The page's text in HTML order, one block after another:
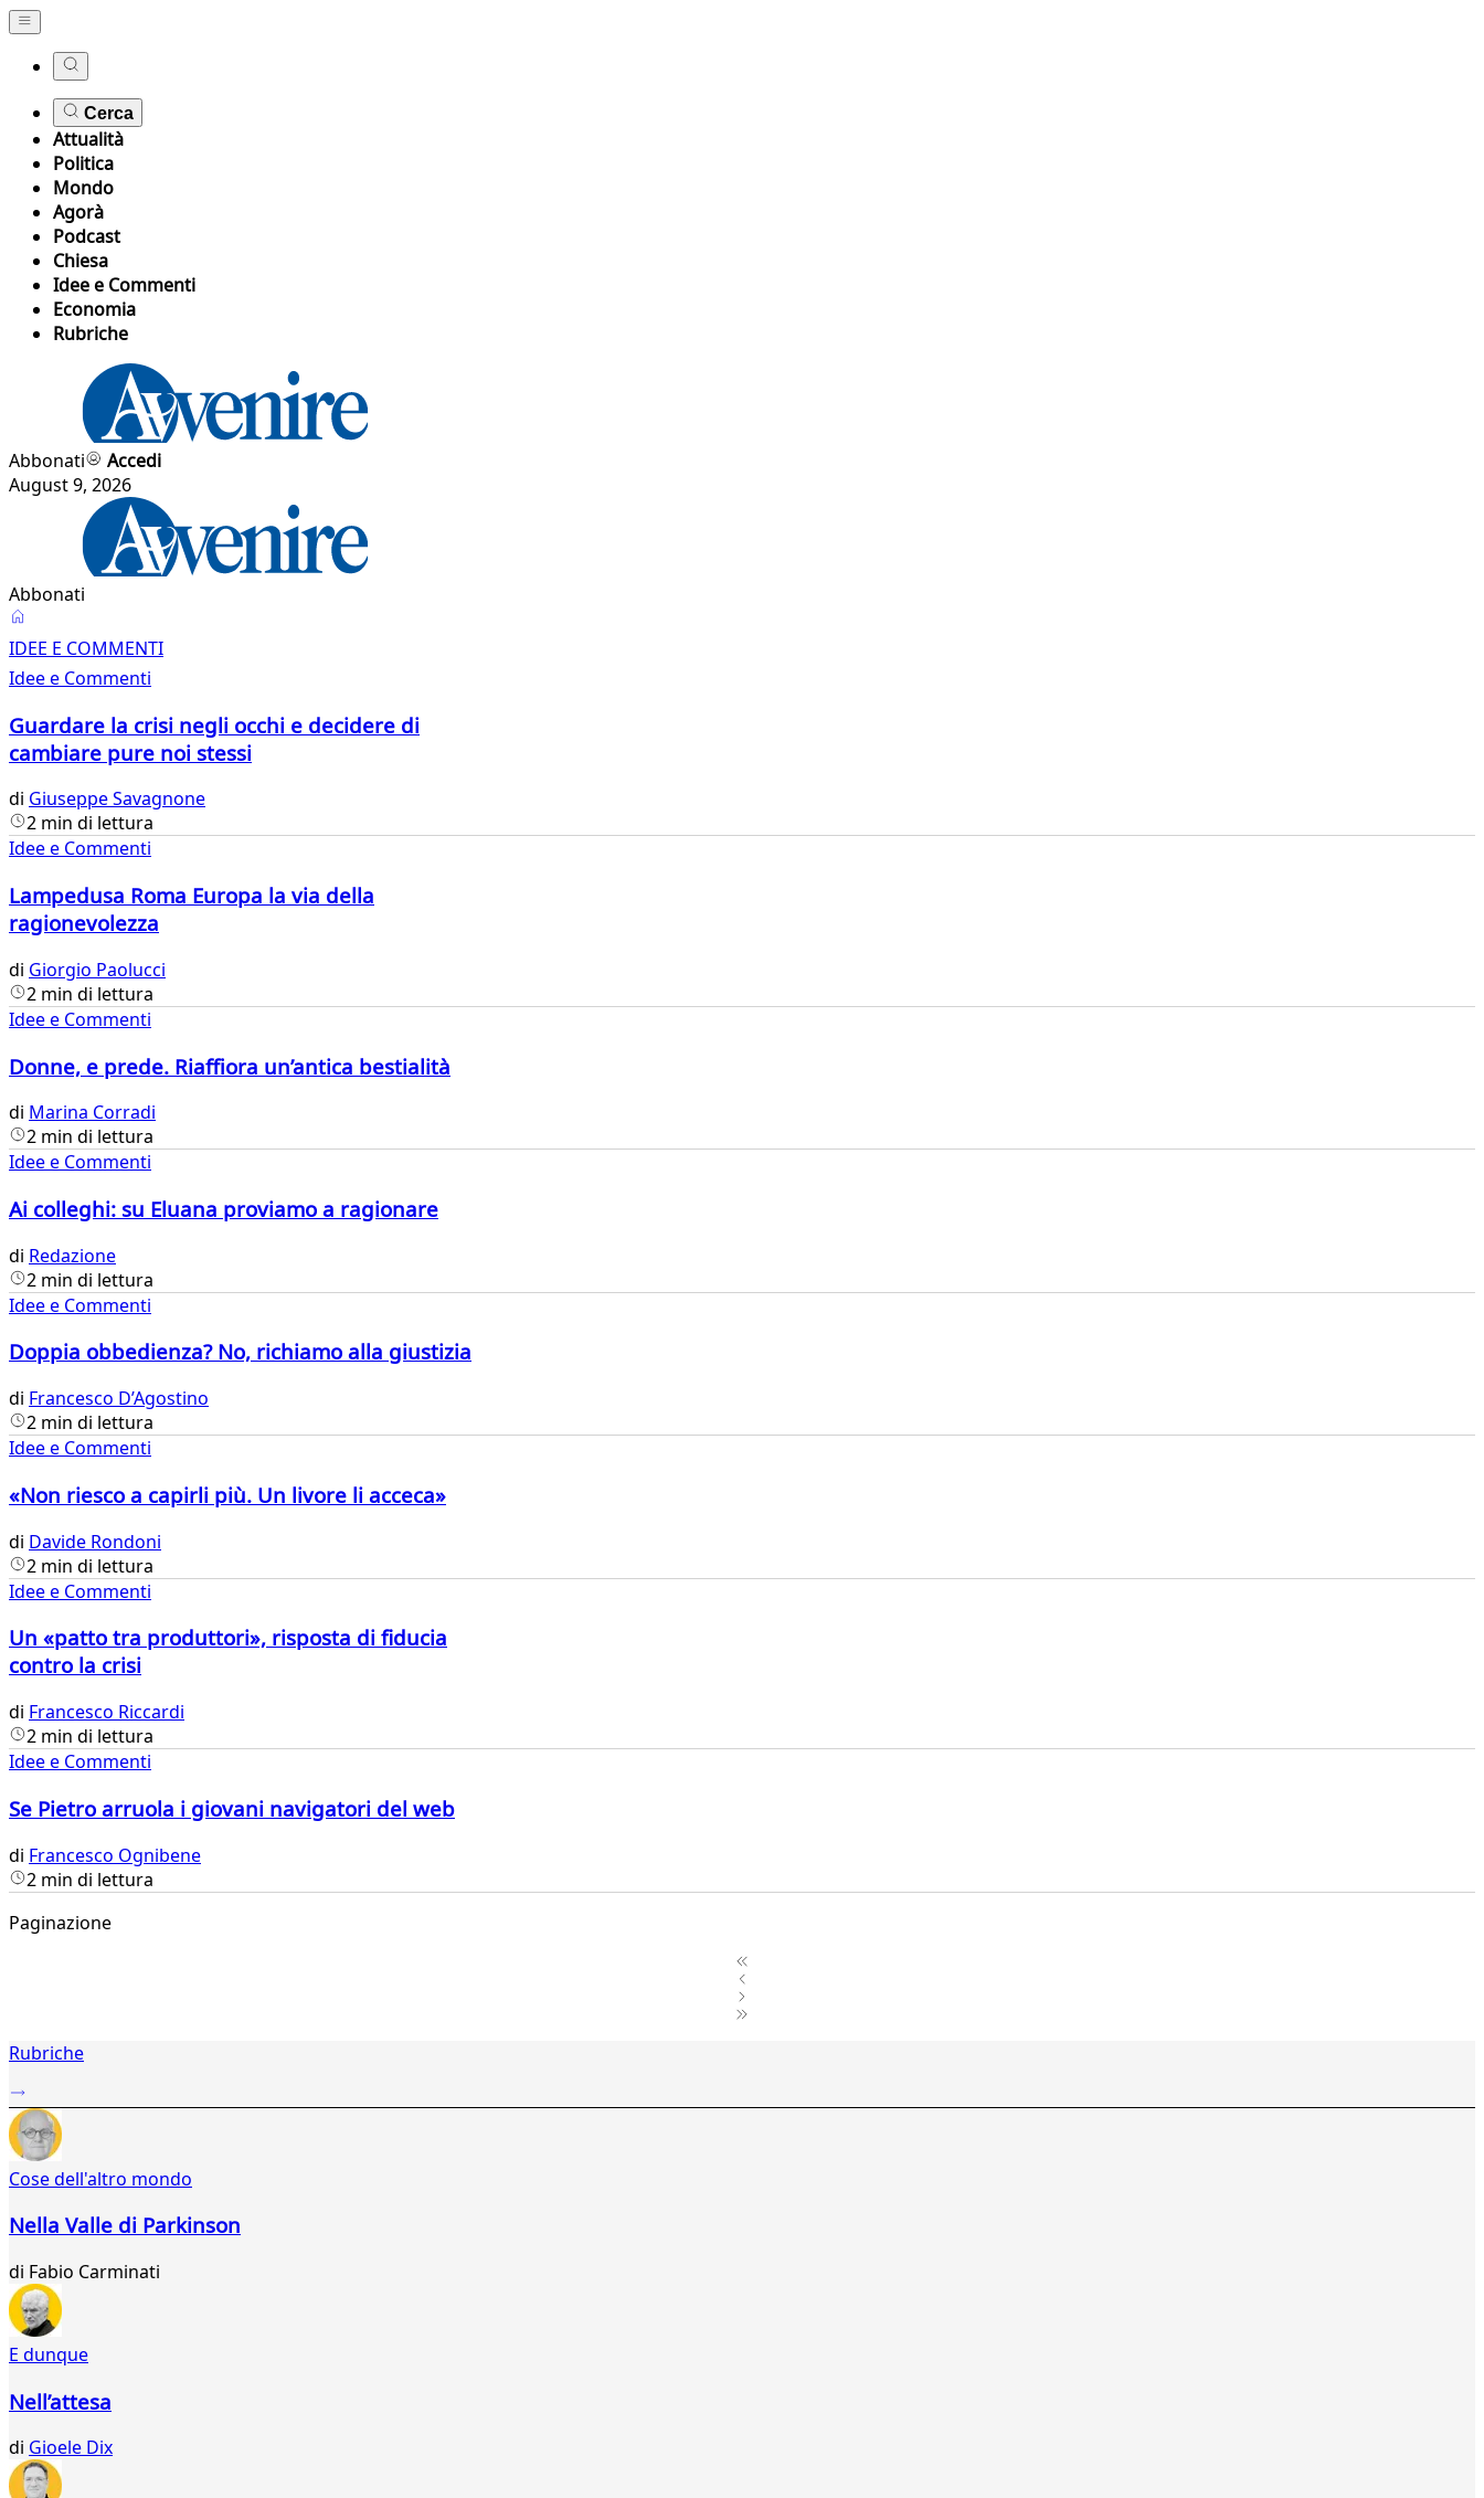
Cerca
Attualità
Politica
Mondo
Agorà
Podcast
Chiesa
Idee e Commenti
Economia
Rubriche
Abbonati
Accedi
August 9, 2026
Abbonati
Idee
e
Commenti
IDEE E COMMENTI
Idee e Commenti
Guardare la crisi negli occhi e decidere di
cambiare pure noi stessi
di Giuseppe Savagnone
2 min di lettura
Idee e Commenti
Lampedusa Roma Europa la via della
ragionevolezza
di Giorgio Paolucci
2 min di lettura
Idee e Commenti
Donne, e prede. Riaffiora un’antica bestialità
di Marina Corradi
2 min di lettura
Idee e Commenti
Ai colleghi: su Eluana proviamo a ragionare
di Redazione
2 min di lettura
Idee e Commenti
Doppia obbedienza? No, richiamo alla giustizia
di Francesco D’Agostino
2 min di lettura
Idee e Commenti
«Non riesco a capirli più. Un livore li acceca»
di Davide Rondoni
2 min di lettura
Idee e Commenti
Un «patto tra produttori», risposta di fiducia
contro la crisi
di Francesco Riccardi
2 min di lettura
Idee e Commenti
Se Pietro arruola i giovani navigatori del web
di Francesco Ognibene
2 min di lettura
Paginazione
2Rubriche
Cose dell'altro mondo
Nella Valle di Parkinson
di Fabio Carminati
E dunque
Nell’attesa
di Gioele Dix